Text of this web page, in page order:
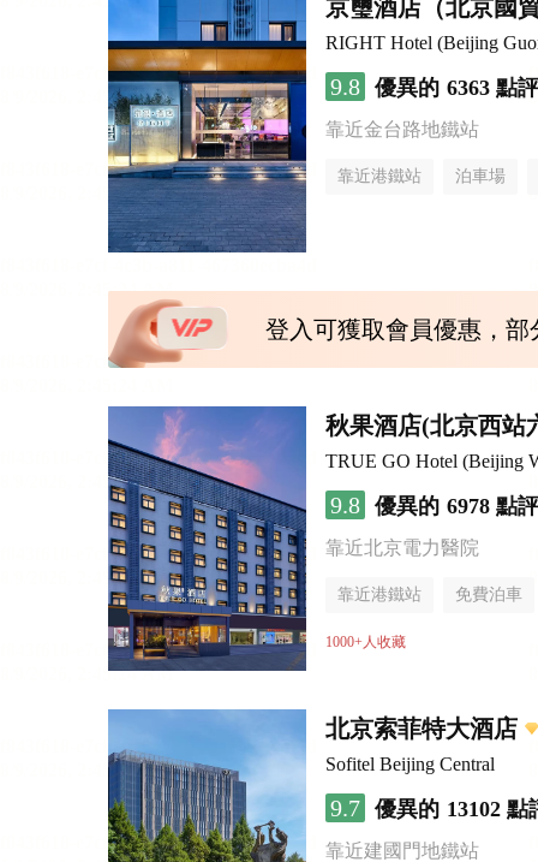
京璽酒店（北京國
RIGHT Hotel (Beijing
9.8 優異的 6363 點評
靠近金台路地鐵站
靠近港鐵站 泊車場
登入可獲取會員優惠，
秋果酒店(北京西站
TRUE GO Hotel (Beijing
9.8 優異的 6978 點評
靠近北京電力醫院
靠近港鐵站 免費泊車
行李寄存服務
1000+人收藏
北京索菲特大酒店
Sofitel Beijing Central
9.7 優異的 13102 點
靠近建國門地鐵站